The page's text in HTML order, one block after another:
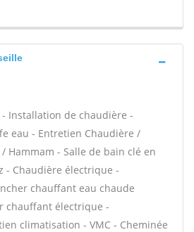
Installation de chaudière -
eau - Entretien Chaudière /
Hammam - Salle de bain clé en
- Chaudière électrique -
chauffant eau chaude
chauffant électrique -
climatisation - VMC - Cheminée